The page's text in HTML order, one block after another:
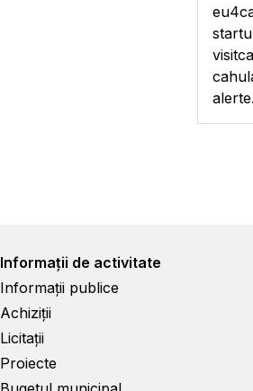
Informații de activitate
Informații publice
Achiziții
Licitații
Proiecte